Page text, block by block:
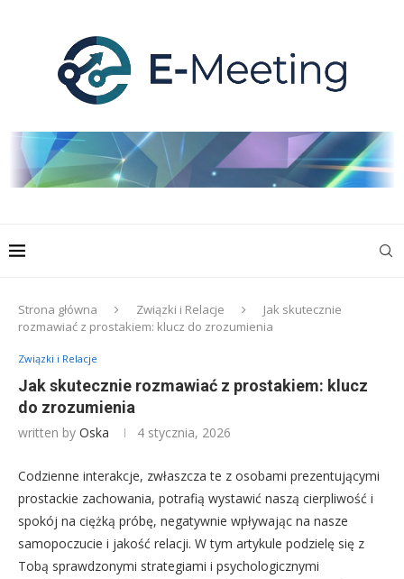
Strona główna Związki i Relacje
Jak skutecznie
rozmawiać z prostakiem: klucz do zrozumienia
Związki i Relacje
Jak skutecznie rozmawiać z prostakiem: klucz
do zrozumienia
written by Oska 4 stycznia, 2026
Codzienne interakcje, zwłaszcza te z osobami prezentującymi
prostackie zachowania, potrafią wystawić naszą cierpliwość i
spokój na ciężką próbę, negatywnie wpływając na nasze
samopoczucie i jakość relacji. W tym artykule podzielę się z
Tobą sprawdzonymi strategiami i psychologicznymi